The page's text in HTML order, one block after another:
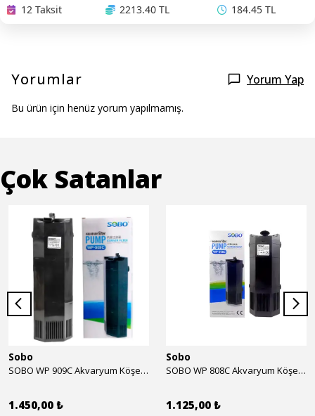
12 Taksit 2213.40 TL 184.45 TL
Yorumlar Yorum Yap
Bu ürün için henüz yorum yapılmamış.
Çok Satanlar
Sobo
SOBO WP 909C Akvaryum Köşe İç Filtre 1600 l/h 28w
1.450,00 ₺
Sobo
SOBO WP 808C Akvaryum Köşe İç Filtre 800 l/h 15w
1.125,00 ₺